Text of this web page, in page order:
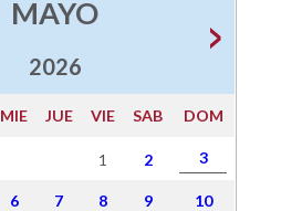
MAYO
2026
MIE JUE VIE SAB DOM
1 2 3
6 7 8 9 10